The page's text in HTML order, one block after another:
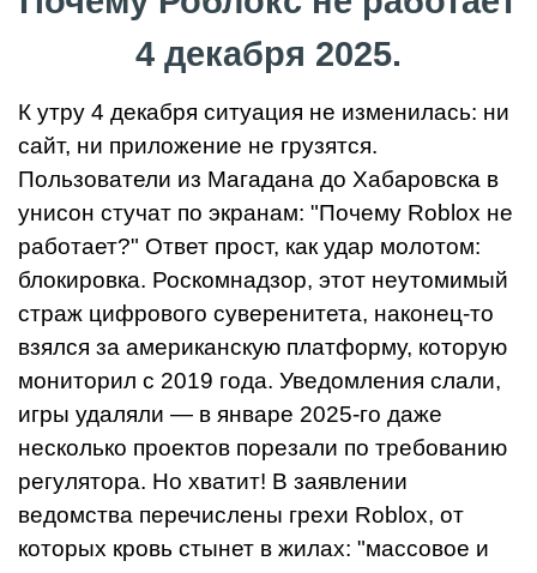
4 декабря 2025.
К утру 4 декабря ситуация не изменилась: ни
сайт, ни приложение не грузятся.
Пользователи из Магадана до Хабаровска в
унисон стучат по экранам: "Почему Roblox не
работает?" Ответ прост, как удар молотом:
блокировка. Роскомнадзор, этот неутомимый
страж цифрового суверенитета, наконец-то
взялся за американскую платформу, которую
мониторил с 2019 года. Уведомления слали,
игры удаляли — в январе 2025-го даже
несколько проектов порезали по требованию
регулятора. Но хватит! В заявлении
ведомства перечислены грехи Roblox, от
которых кровь стынет в жилах: "массовое и